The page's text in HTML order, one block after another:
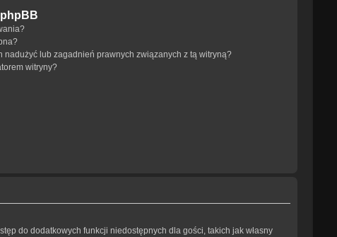
nadużyć lub zagadnień prawnych związanych z tą witryną?
witryny?
do dodatkowych funkcji niedostępnych dla gości, takich jak własny